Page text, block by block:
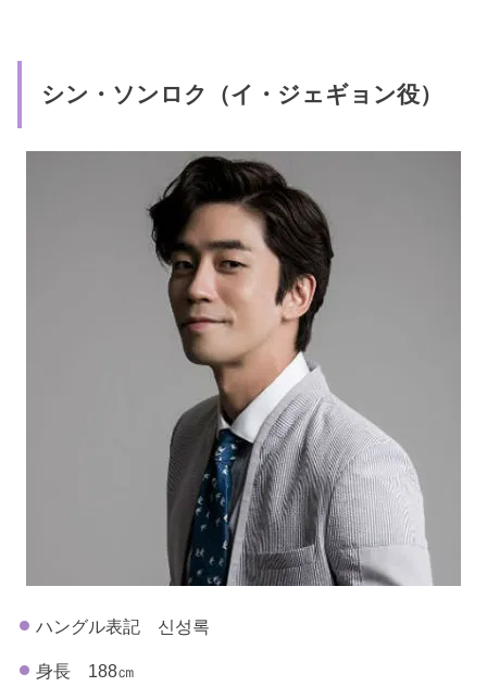
シン・ソンロク（イ・ジェギョン役）
ハングル表記 신성록
身長 188㎝